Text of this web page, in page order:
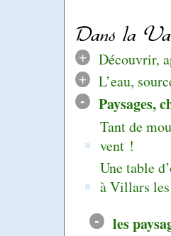
Dans la
+
Découvrir,
+
L’eau,
- Paysages,
Tant de
vent !
Une table
à Villars
- les